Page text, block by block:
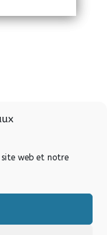
site web et notre